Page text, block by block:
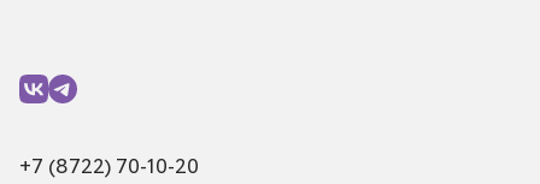
+7 (8722) 70-10-20